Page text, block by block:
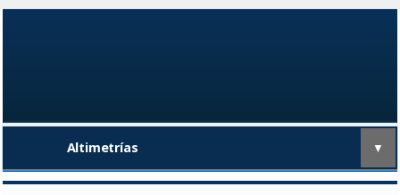
Altimetrías ▼